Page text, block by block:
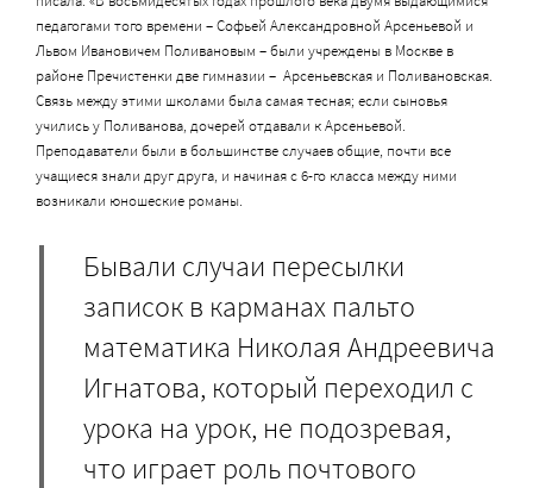
педагогами того времени – Софьей Александровной Арсеньевой и
Львом Ивановичем Поливановым – были учреждены в Москве в
районе Пречистенки две гимназии – Арсеньевская и Поливановская.
Связь между этими школами была самая тесная; если сыновья
учились у Поливанова, дочерей отдавали к Арсеньевой.
Преподаватели были в большинстве случаев общие, почти все
учащиеся знали друг друга, и начиная с 6-го класса между ними
возникали юношеские романы.
Бывали случаи пересылки
записок в карманах пальто
математика Николая Андреевича
Игнатова, который переходил с
урока на урок, не подозревая,
что играет роль почтового